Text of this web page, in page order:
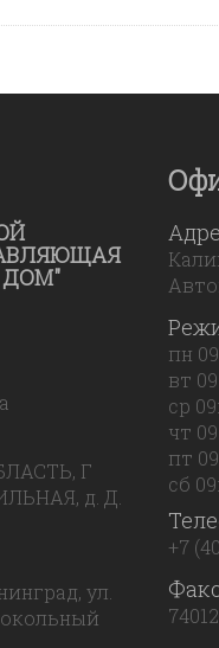
ДОМ"
Г
д. Д.
ул.
пн
вт
ср
чт
пт
сб
+7